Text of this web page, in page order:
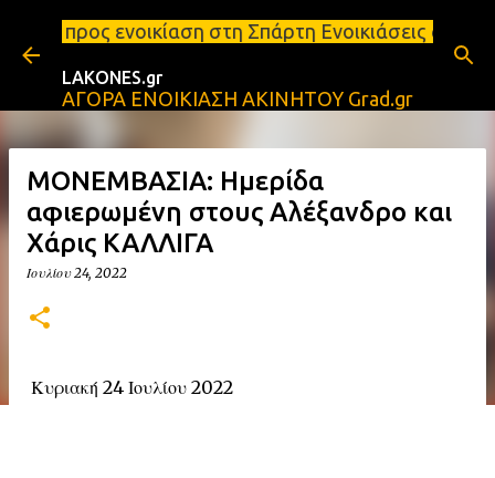
Μετάβαση στο κύριο περιεχόμενο
στη Σπάρτη Ενοικιάσεις διαμερισμάτων
LAKONES.gr
ΑΓΟΡΑ ΕΝΟΙΚΙΑΣΗ ΑΚΙΝΗΤΟΥ Grad.gr
ΜΟΝΕΜΒΑΣΙΑ: Ημερίδα
αφιερωμένη στους Αλέξανδρο και
Χάρις ΚΑΛΛΙΓΑ
Ιουλίου 24, 2022
Κυριακή 24 Ιουλίου 2022